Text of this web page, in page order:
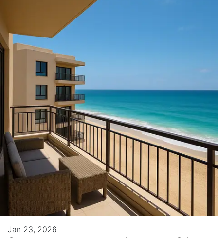
Jan 23, 2026